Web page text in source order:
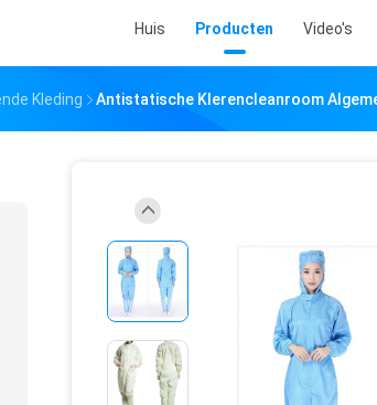
Huis Producten Video's
Kleding Antistatische Klerencleanroom